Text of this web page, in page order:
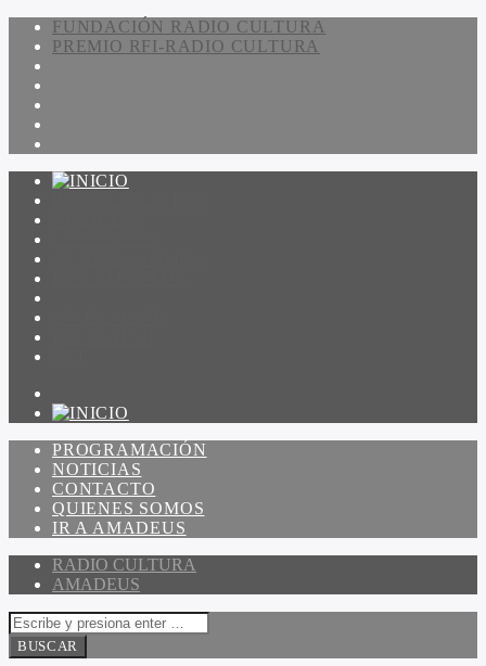
FUNDACIÓN RADIO CULTURA
PREMIO RFI-RADIO CULTURA
PROGRAMACIÓN
NOTICIAS
CONTACTO
QUIENES SOMOS
IR A AMADEUS
RADIO CULTURA
AMADEUS